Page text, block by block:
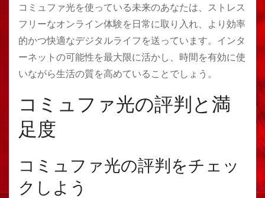
コミュファ光を使っている未来のあなたは、ストレス
フリーなオンライン体験を日常に取り入れ、より効率
的かつ快適なデジタルライフを送っています。インタ
ーネットの可能性を最大限に活かし、時間を有効に使
いながら生活の質を高めていることでしょう。
コミュファ光の評判と満
足度
コミュファ光の評判をチェッ
クしよう